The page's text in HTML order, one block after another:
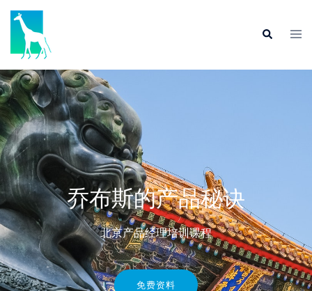
乔布斯的产品秘诀
北京产品经理培训课程
免费资料